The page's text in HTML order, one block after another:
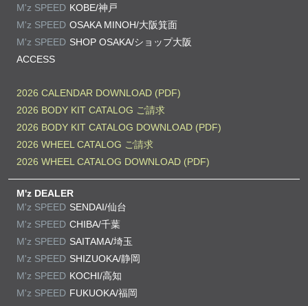
M'z SPEED KOBE/神戸
M'z SPEED OSAKA MINOH/大阪箕面
M'z SPEED SHOP OSAKA/ショップ大阪
ACCESS
2026 CALENDAR DOWNLOAD (PDF)
2026 BODY KIT CATALOG ご請求
2026 BODY KIT CATALOG DOWNLOAD (PDF)
2026 WHEEL CATALOG ご請求
2026 WHEEL CATALOG DOWNLOAD (PDF)
M'z DEALER
M'z SPEED SENDAI/仙台
M'z SPEED CHIBA/千葉
M'z SPEED SAITAMA/埼玉
M'z SPEED SHIZUOKA/静岡
M'z SPEED KOCHI/高知
M'z SPEED FUKUOKA/福岡